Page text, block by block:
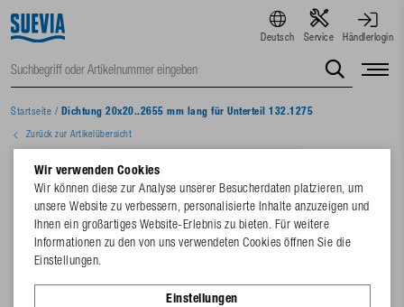
Deutsch Service Händlerlogin
Startseite / Dichtung 20x20..2655 mm lang für Unterteil 132.1275
Zurück zur Artikelübersicht
Wir verwenden Cookies
Wir können diese zur Analyse unserer Besucherdaten platzieren, um
unsere Website zu verbessern, personalisierte Inhalte anzuzeigen und
Ihnen ein großartiges Website-Erlebnis zu bieten. Für weitere
Informationen zu den von uns verwendeten Cookies öffnen Sie die
Einstellungen.
Einstellungen